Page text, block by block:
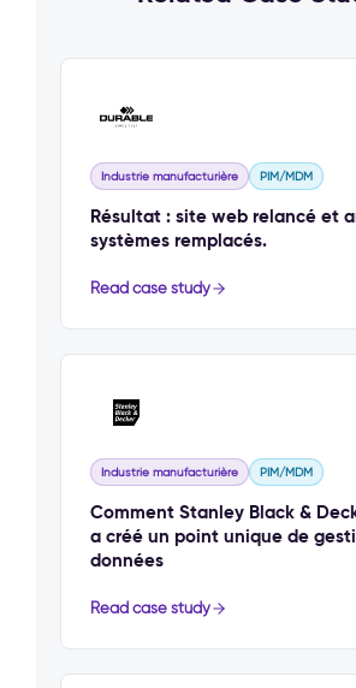
Industrie manufacturière PIM/MDM
Résultat : site web relancé et
systèmes remplacés.
Read case study
Industrie manufacturière PIM/MDM
Comment Stanley Black &
a créé un point unique de
données
Read case study